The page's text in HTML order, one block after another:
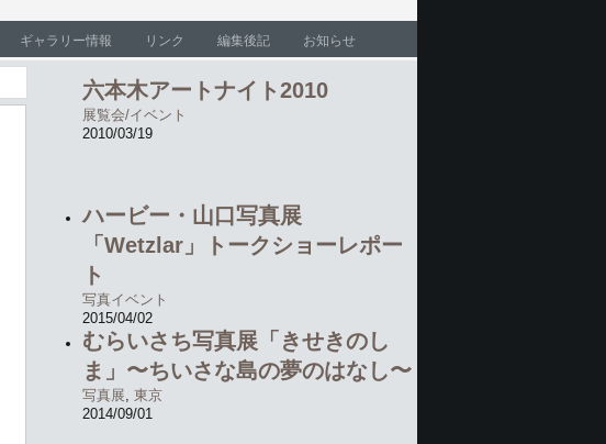
ギャラリー情報 リンク 編集後記 お知らせ
六本木アートナイト2010
展覧会/イベント
2010/03/19
ハービー・山口写真展
「Wetzlar」トークショーレポー
ト
写真イベント